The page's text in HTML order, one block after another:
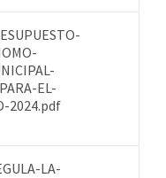
EL-
2024.pdf
LA-